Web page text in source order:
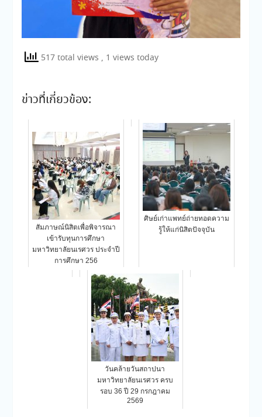
517 total views , 1 views today
ข่าวที่เกี่ยวข้อง:
สัมภาษณ์นิสิตเพื่อพิจารณา
เข้ารับทุนการศึกษา
มหาวิทยาลัยนเรศวร ประจำปี
การศึกษา 256
ศิษย์เก่าแพทย์ถ่ายทอดความ
รู้ให้แก่นิสิตปัจจุบัน
วันคล้ายวันสถาปนา
มหาวิทยาลัยนเรศวร ครบ
รอบ 36 ปี 29 กรกฎาคม
2569